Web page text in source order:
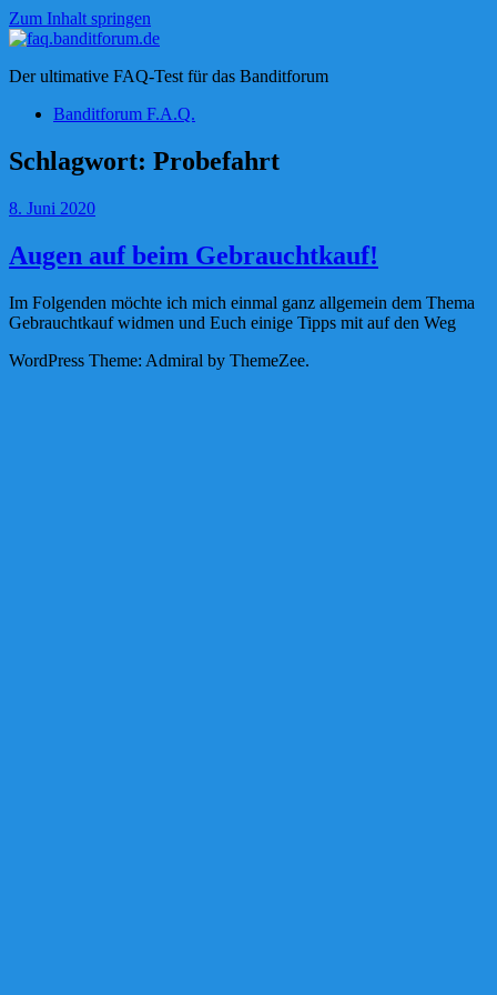
Zum Inhalt springen
faq.banditforum.de
Der ultimative FAQ-Test für das Banditforum
Banditforum F.A.Q.
Schlagwort: Probefahrt
8. Juni 2020
Augen auf beim Gebrauchtkauf!
Im Folgenden möchte ich mich einmal ganz allgemein dem Thema
Gebrauchtkauf widmen und Euch einige Tipps mit auf den Weg
WordPress Theme: Admiral by ThemeZee.